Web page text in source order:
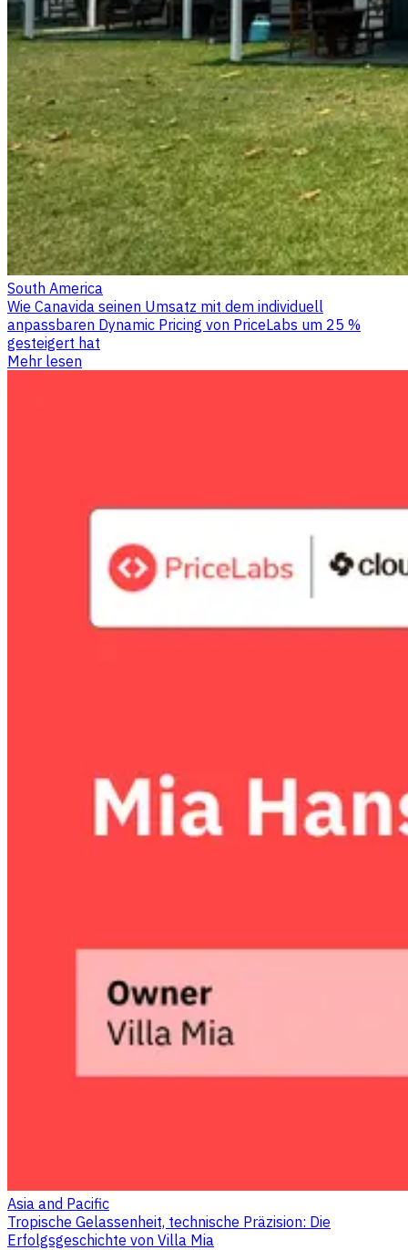
South America
Wie Canavida seinen Umsatz mit dem individuell
anpassbaren Dynamic Pricing von PriceLabs um 25 %
gesteigert hat
Mehr lesen
Asia and Pacific
Tropische Gelassenheit, technische Präzision: Die
Erfolgsgeschichte von Villa Mia